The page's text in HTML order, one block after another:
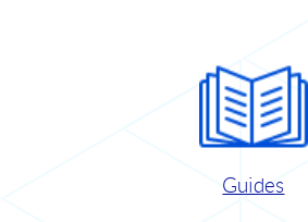
Guides